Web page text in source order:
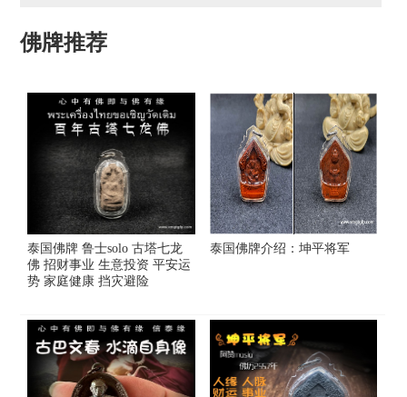
佛牌推荐
泰国佛牌 鲁士solo 古塔七龙
佛 招财事业 生意投资 平安运
势 家庭健康 挡灾避险
泰国佛牌介绍：坤平将军